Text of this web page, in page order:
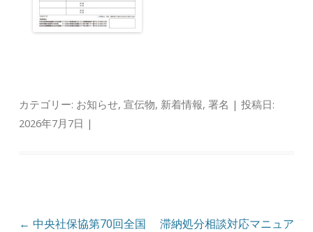
カテゴリー: お知らせ,宣伝物, 新着情報,署名 | 投稿日:
2026年7月7日 |
投稿ナビゲーション
← 中央社保協第70回全国
滞納処分相談対応マニュア